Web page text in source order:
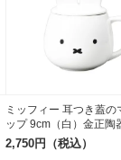
ミッフィー 耳つき蓋の
ップ 9cm（白）金正陶
2,750円（税込）